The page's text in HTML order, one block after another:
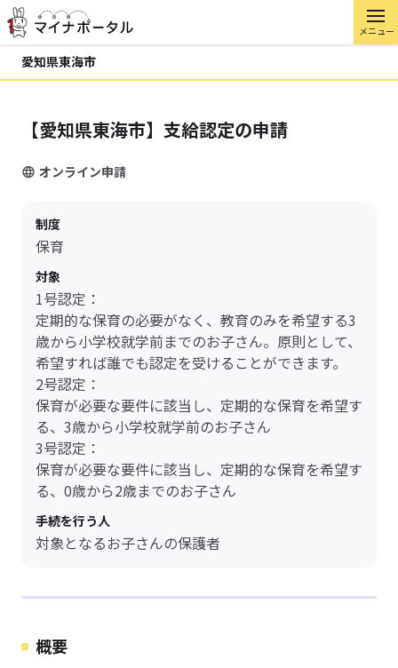
メニュー
愛知県東海市
【愛知県東海市】支給認定の申請
オンライン申請
制度
保育
対象
1号認定：
定期的な保育の必要がなく、教育のみを希望する3
歳から小学校就学前までのお子さん。原則として、
希望すれば誰でも認定を受けることができます。
2号認定：
保育が必要な要件に該当し、定期的な保育を希望す
る、3歳から小学校就学前のお子さん
3号認定：
保育が必要な要件に該当し、定期的な保育を希望す
る、0歳から2歳までのお子さん
手続を行う人
対象となるお子さんの保護者
概要